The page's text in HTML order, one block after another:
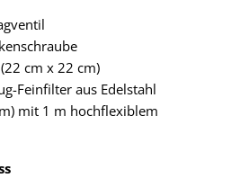
cm x 22 cm)
Feinfilter aus Edelstahl
mit 1 m hochflexiblem